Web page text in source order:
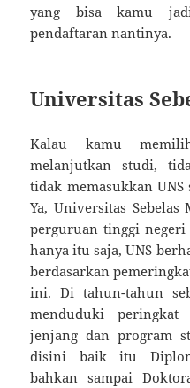
yang bisa kamu
pendaftaran nantinya.
Universitas
Kalau kamu
melanjutkan studi,
tidak memasukkan
Ya, Universitas
perguruan tinggi
hanya itu saja, UNS
berdasarkan
ini. Di tahun-tahun
menduduki
jenjang dan program
disini baik itu
bahkan sampai